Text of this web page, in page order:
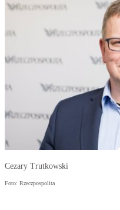
Cezary Trutkowski
Foto: Rzeczpospolita